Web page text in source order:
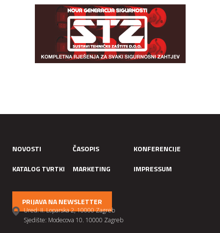
NOVOSTI ČASOPIS
KONFERENCIJE
KATALOG TVRTKI
MARKETING IMPRESSUM
PRIJAVA NA NEWSLETTER
Ured: II. Loparska 2, 10000 Zagreb
Sjedište: Modecova 10. 10000 Zagreb